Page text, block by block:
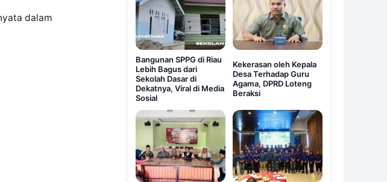
dalam
Bangunan SPPG di Riau
Lebih Bagus dari
Sekolah Dasar di
Dekatnya, Viral di Media
Sosial
Kekerasan oleh Kepala
Desa Terhadap Guru
Agama, DPRD Loteng
Beraksi